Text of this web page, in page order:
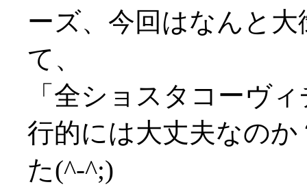
ーズ、今回はなんと
て、
「全ショスタコーヴ
行的には大丈夫なの
た(^-^;)